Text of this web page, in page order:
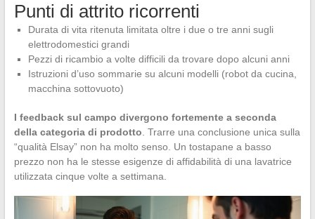
Punti di attrito ricorrenti
Durata di vita ritenuta limitata oltre i due o tre anni sugli
elettrodomestici grandi
Pezzi di ricambio a volte difficili da trovare dopo alcuni anni
Istruzioni d’uso sommarie su alcuni modelli (robot da cucina,
macchina sottovuoto)
I feedback sul campo divergono fortemente a seconda
della categoria di prodotto . Trarre una conclusione unica sulla
“qualità Elsay” non ha molto senso. Un tostapane a basso
prezzo non ha le stesse esigenze di affidabilità di una lavatrice
utilizzata cinque volte a settimana.